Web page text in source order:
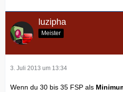
luzipha
Meister
3. Juli 2013 um 13:34
Wenn du 30 bis 35 FSP als